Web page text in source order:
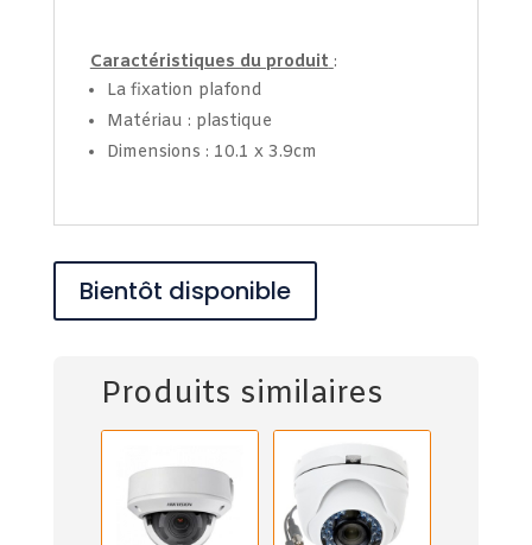
Caractéristiques du produit :
La fixation plafond
Matériau : plastique
Dimensions : 10.1 x 3.9cm
Bientôt disponible
Produits similaires